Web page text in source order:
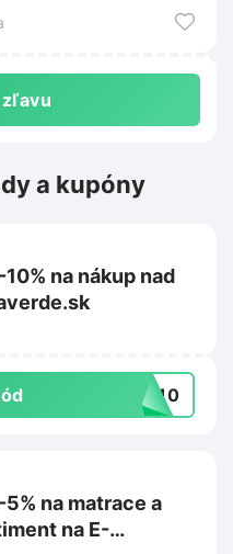
a kupóny
na nákup nad
IL10
na matrace a
na E-